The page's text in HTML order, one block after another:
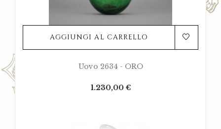
AGGIUNGI AL CARRELLO
Uovo 2634 - ORO
Prezzo
1.230,00 €